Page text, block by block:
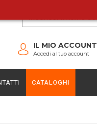
IL MIO ACCOUNT
Accedi al tuo account
CATALOGHI